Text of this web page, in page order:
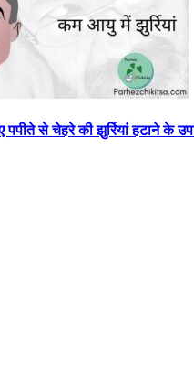
पपीते से चेहरे की झुर्रियां हटाने के